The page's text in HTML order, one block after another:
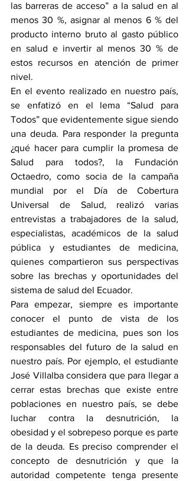
las barreras de acceso” a la salud en al
menos 30 %, asignar al menos 6 % del
producto interno bruto al gasto público
en salud e invertir al menos 30 % de
estos recursos en atención de primer
nivel.
En el evento realizado en nuestro país,
se enfatizó en el lema “Salud para
Todos” que evidentemente sigue siendo
una deuda. Para responder la pregunta
¿qué hacer para cumplir la promesa de
Salud para todos?, la Fundación
Octaedro, como socia de la campaña
mundial por el Día de Cobertura
Universal de Salud, realizó varias
entrevistas a trabajadores de la salud,
especialistas, académicos de la salud
pública y estudiantes de medicina,
quienes compartieron sus perspectivas
sobre las brechas y oportunidades del
sistema de salud del Ecuador.
Para empezar, siempre es importante
conocer el punto de vista de los
estudiantes de medicina, pues son los
responsables del futuro de la salud en
nuestro país. Por ejemplo, el estudiante
José Villalba considera que para llegar a
cerrar estas brechas que existe entre
poblaciones en nuestro país, se debe
luchar contra la desnutrición, la
obesidad y el sobrepeso porque es parte
de la deuda. Es preciso comprender el
concepto de desnutrición y que la
autoridad competente tenga presente